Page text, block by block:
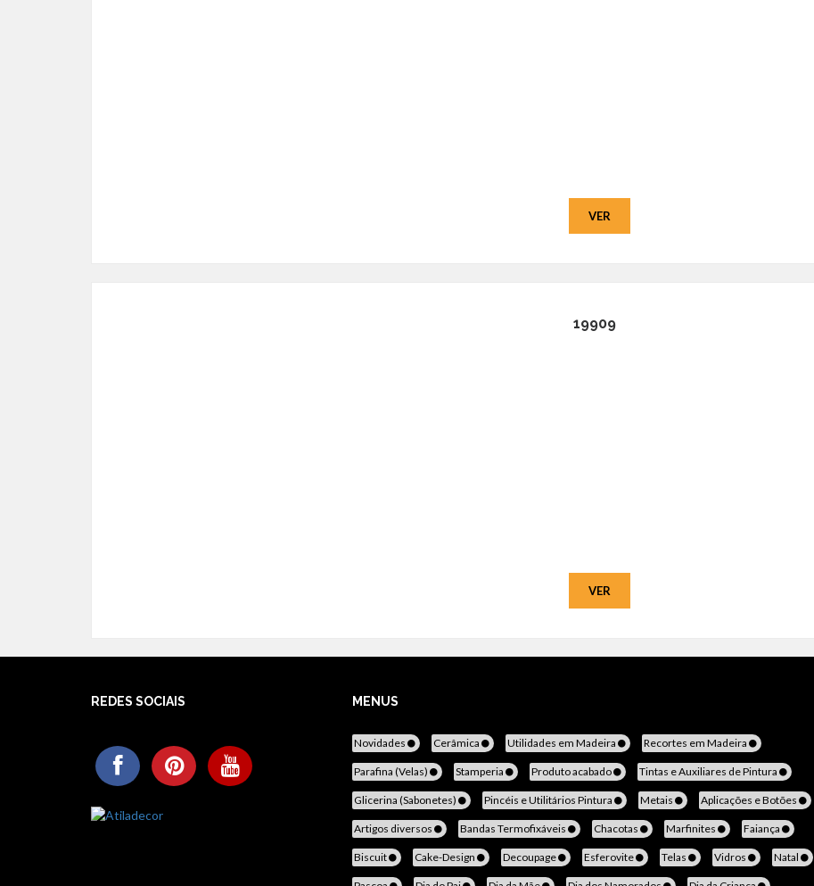
VER
19909
VER
REDES SOCIAIS MENUS
Novidades Cerâmica Utilidades em Madeira Recortes em Madeira
Parafina (Velas) Stamperia Produto acabado Tintas e Auxiliares de Pintura
Glicerina (Sabonetes) Pincéis e Utilitários Pintura Metais Aplicações e Botões
Artigos diversos Bandas Termofixáveis Chacotas Marfinites Faiança
Biscuit Cake-Design Decoupage Esferovite Telas Vidros Natal